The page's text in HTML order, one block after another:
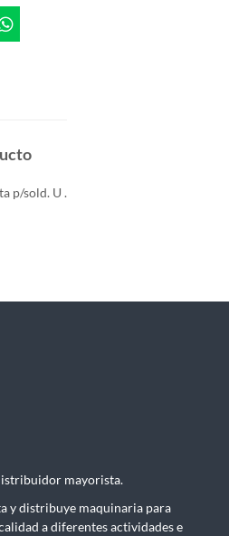
p/sold. U .
mayorista.
y distribuye maquinaria para
a diferentes actividades e